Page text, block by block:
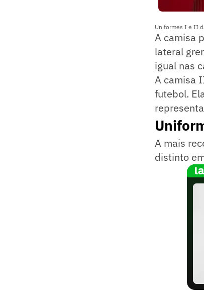
Uniformes I e II
A camisa
lateral
igual nas
A camisa
futebol.
A mais
distinto